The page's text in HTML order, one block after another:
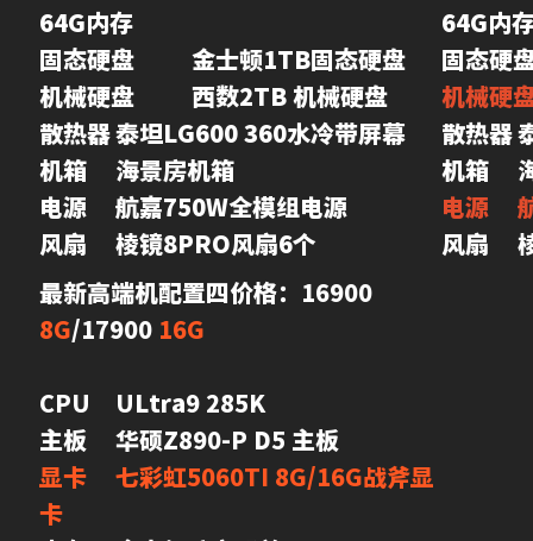
64G内存
固态硬盘	金士顿1TB固态硬盘
机械硬盘	西数2TB 机械硬盘
散热器	泰坦LG600 360水冷带屏幕
机箱	海景房机箱
电源	航嘉750W全模组电源
风扇	棱镜8PRO风扇6个
64G内
散热器	泰坦LG600 360带屏幕水冷
最新高端机配置四价格：16900
8G/17900 16G
CPU	ULtra9 285K
显卡	七彩虹5060TI 8G/16G战斧显
卡